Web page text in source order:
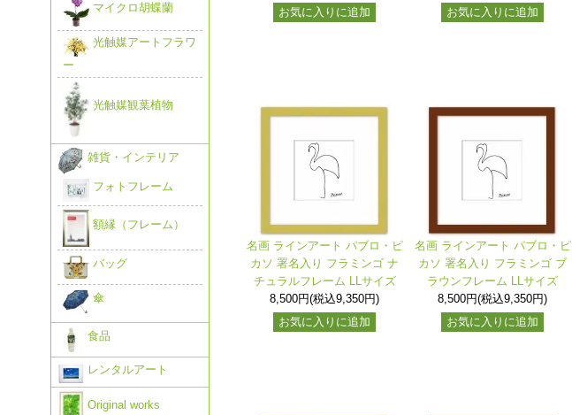
お気に入りに追加
お気に入りに追加
名画 ラインアート パブロ・ピ
カソ 署名入り フラミンゴ ナ
チュラルフレーム LLサイズ
8,500円(税込9,350円)
お気に入りに追加
名画 ラインアート パブロ・ピ
カソ 署名入り フラミンゴ ブ
ラウンフレーム LLサイズ
8,500円(税込9,350円)
お気に入りに追加
マイクロ胡蝶蘭
光触媒アートフラワ
ー
光触媒観葉植物
雑貨・インテリア
フォトフレーム
額縁（フレーム）
バッグ
傘
食品
レンタルアート
Original works